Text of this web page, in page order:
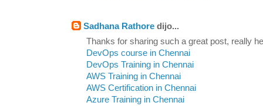
Sadhana Rathore dijo...
Thanks for sharing such a great post, really
DevOps course in Chennai
DevOps Training in Chennai
AWS Training in Chennai
AWS Certification in Chennai
Azure Training in Chennai